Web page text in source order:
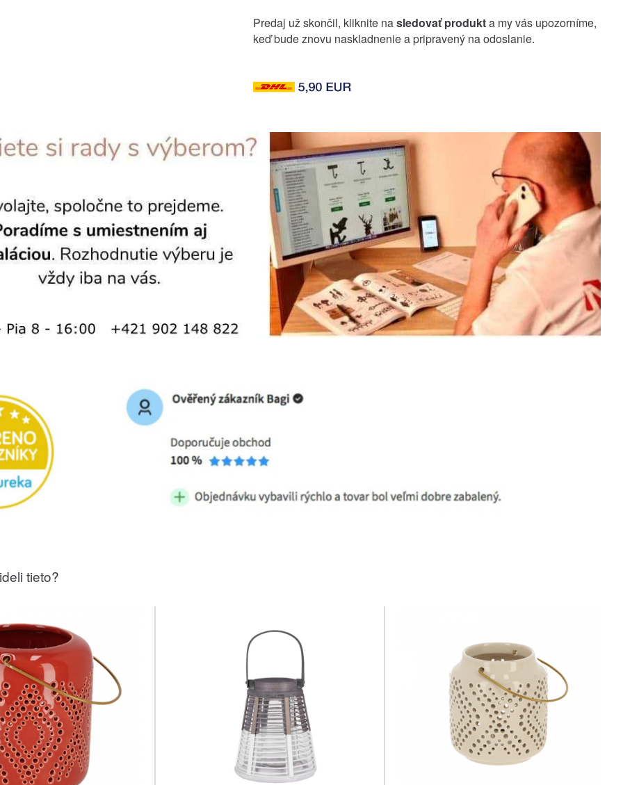
Predaj už skončil, kliknite nasledovať produkta my vás upozorníme,
keď bude znovu naskladnenie a pripravený na odoslanie.
tieto?